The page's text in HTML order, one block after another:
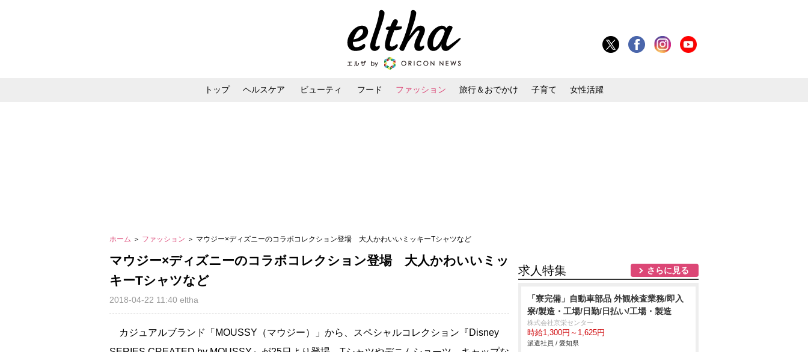
トップ ヘルスケア ビューティ フード ファッション 旅行＆おでかけ 子育て 女性活躍
ホーム ＞ ファッション ＞ マウジー×ディズニーのコラボコレクション登場 大人かわいいミッキーTシャツなど
マウジー×ディズニーのコラボコレクション登場 大人かわいいミッ
キーTシャツなど
2018-04-22 11:40 eltha
カジュアルブランド「MOUSSY（マウジー）」から、スペシャルコレクション『Disney
求人特集 さらに見る
「寮完備」自動車部品 外観検査業務/即入
寮/製造・工場/日勤/日払い/工場・製造
株式会社京栄センター
時給1,300円～1,625円
派遣社員 / 愛知県